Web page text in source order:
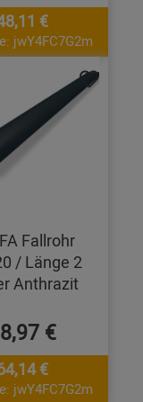
€
jwY4FC7G2m
Fallrohr
/ Länge 2
Anthrazit
€
€
jwY4FC7G2m